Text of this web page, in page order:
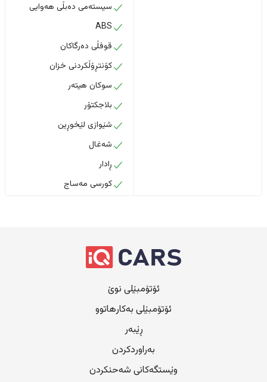
سیستەمی دەبڵی هەوایی
ABS
قوفڵی دەرگاکان
کۆنتڕۆڵکردنی خزان
سوکان هیتەر
بلاجکتۆر
شێوازی لێخوڕین
شەغال
ڕادار
کورسی مەساج
ئۆتۆمبێلی نوێ
ئۆتۆمبێلی بەکارهاتوو
ڕێبەر
بەراوردکردن
وێستگەکانی شەحنکردن